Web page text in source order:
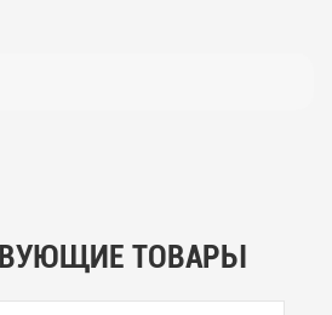
ТОВАРЫ